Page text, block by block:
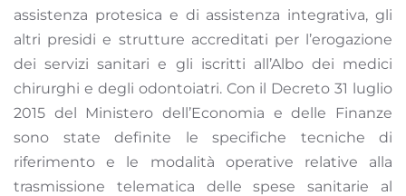
assistenza protesica e di assistenza integrativa, gli
altri presidi e strutture accreditati per l’erogazione
dei servizi sanitari e gli iscritti all’Albo dei medici
chirurghi e degli odontoiatri. Con il Decreto 31 luglio
2015 del Ministero dell’Economia e delle Finanze
sono state definite le specifiche tecniche di
riferimento e le modalità operative relative alla
trasmissione telematica delle spese sanitarie al